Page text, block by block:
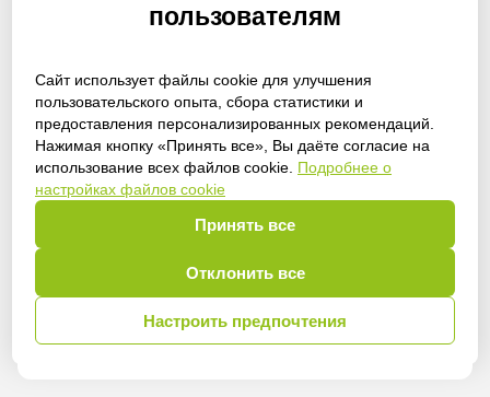
Сайт использует файлы cookie для улучшения
пользовательского опыта, сбора статистики и
предоставления персонализированных рекомендаций.
Нажимая кнопку «Принять все», Вы даёте согласие на
использование всех файлов cookie. Подробнее о
настройках файлов cookie
Принять все
Отклонить все
Настроить предпочтения
пользователям
Получить доступ